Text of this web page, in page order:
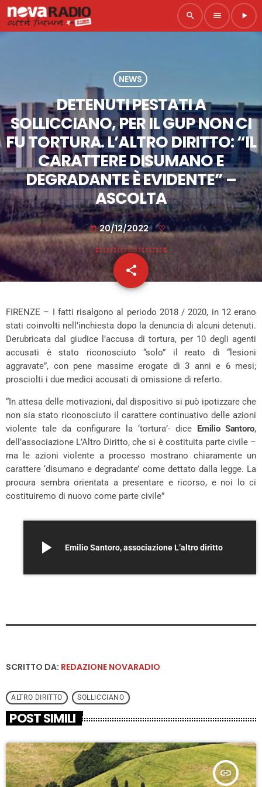
search menu play_arrow
NEWS
DETENUTI PESTATI A
SOLLICCIANO, PER IL GUP NON CI
FU TORTURA. L’ALTRO DIRITTO: “IL
CARATTERE DISUMANO E
DEGRADANTE È EVIDENTE” –
ASCOLTA
today 20/12/2022
share
email
FIRENZE – I fatti risalgono al periodo 2018 / 2020, in 12 erano
stati coinvolti nell’inchiesta dopo la denuncia di alcuni detenuti.
Derubricata dal giudice l’accusa di tortura, per 10 degli agenti
accusati è stato riconosciuto “solo” il reato di “lesioni
aggravate”, con pene massime erogate di 3 anni e 6 mesi;
prosciolti i due medici accusati di omissione di referto.
“In attesa delle motivazioni, dal dispositivo si può ipotizzare che
non sia stato riconosciuto il carattere continuativo delle azioni
violente tale da configurare la ‘tortura’- dice Emilio Santoro,
dell’associazione L’Altro Diritto, che si è costituita parte civile –
ma le azioni violente a processo mostrano chiaramente un
carattere ‘disumano e degradante’ come dettato dalla legge. La
procura sembra orientata a presentare e ricorso, e noi lo ci
costituiremo di nuovo come parte civile”
play_arrow Emilio Santoro, associazione L’altro diritto
SCRITTO DA: REDAZIONE NOVARADIO
ALTRO DIRITTO SOLLICCIANO
POST SIMILI
insert_link